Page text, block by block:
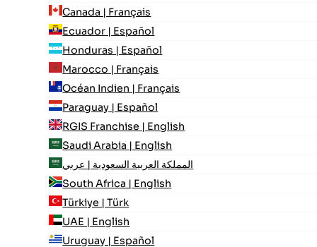
Canada | Français
Ecuador | Español
Honduras | Español
Marocco | Français
Océan Indien | Français
Paraguay | Español
RGIS Franchise | English
Saudi Arabia | English
المملكة العربية السعودية | عربي
South Africa | English
Türkiye | Türk
UAE | English
Uruguay | Español